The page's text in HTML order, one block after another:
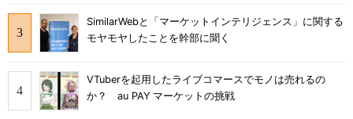
SimilarWebと「マーケットインテリジェンス」に関する
モヤモヤしたことを幹部に聞く
VTuberを起用したライブコマースでモノは売れるの
か？ au PAY マーケットの挑戦